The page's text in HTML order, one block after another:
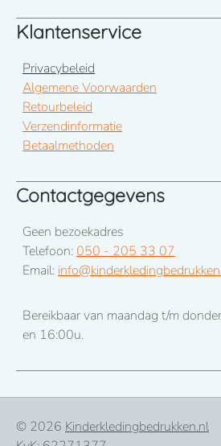
Klantenservice
Privacybeleid
Algemene Voorwaarden
Retourbeleid
Verzendinformatie
Betaalmethoden
Contactgegevens
Geen bezoekadres
Telefoon: 050 - 205 33 07
Email:
Bereikbaar van maandag t/m
en 16:00u.
© 2026 Kinderkledingbedrukken.nl